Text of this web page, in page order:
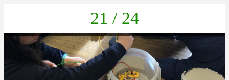
21 / 24
39F626A1-54A7-40E3-922E-6EB6BB6777C4